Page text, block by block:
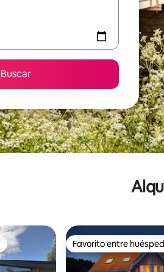
Buscar
Favorito entre
Favorito entre